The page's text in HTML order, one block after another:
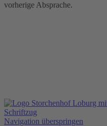
vorherige Absprache.
Navigation überspringen